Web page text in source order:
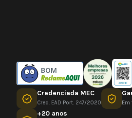
BOM
Credenciada MEC
Cred. EAD Port. 247/2020
+20 anos